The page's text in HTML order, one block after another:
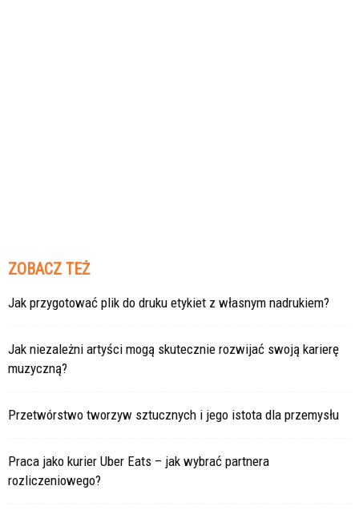
ZOBACZ TEŻ
Jak przygotować plik do druku etykiet z własnym nadrukiem?
Jak niezależni artyści mogą skutecznie rozwijać swoją karierę
muzyczną?
Przetwórstwo tworzyw sztucznych i jego istota dla przemysłu
Praca jako kurier Uber Eats – jak wybrać partnera
rozliczeniowego?